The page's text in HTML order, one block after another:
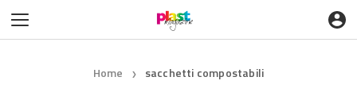
Home ❯ sacchetti compostabili